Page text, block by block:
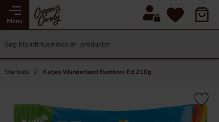
Menu
Startside Katjes Wunderland Rainbow Ed 210g